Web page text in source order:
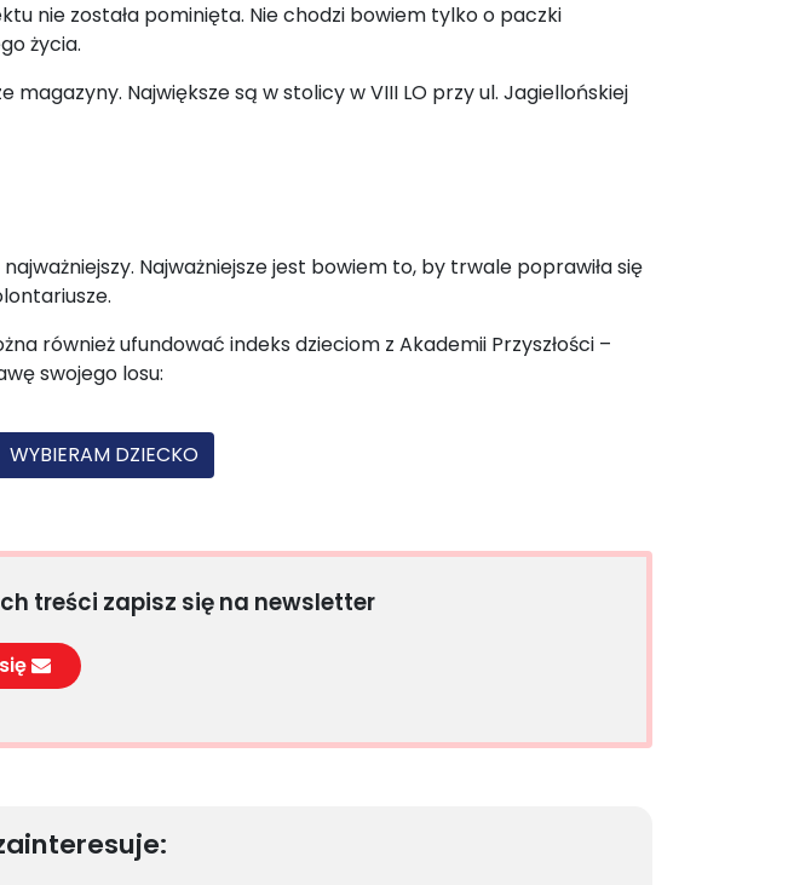
nie została pominięta. Nie chodzi bowiem tylko o paczki
życia.
Największe są w stolicy w VIII LO przy ul. Jagiellońskiej
Najważniejsze jest bowiem to, by trwale poprawiła się
również ufundować indeks dzieciom z Akademii Przyszłości –
swojego losu:
WYBIERAM DZIECKO
treści zapisz się na newsletter